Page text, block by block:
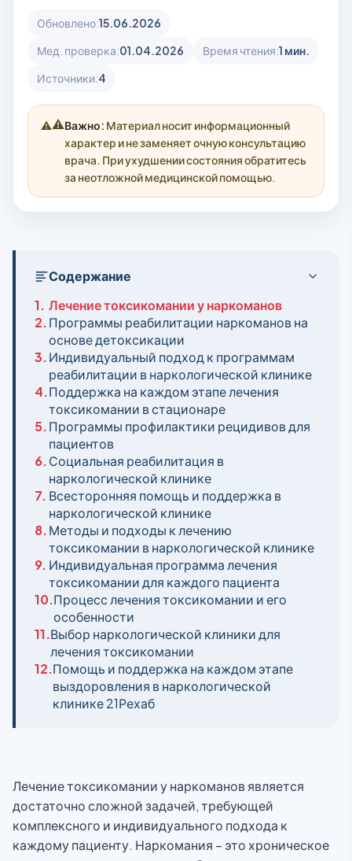
Обновлено:15.06.2026
Мед. проверка:01.04.2026 Время чтения:1 мин.
Источники:4
⚠️Важно: Материал носит информационный
характер и не заменяет очную консультацию
врача. При ухудшении состояния обратитесь
за неотложной медицинской помощью.
Содержание
1. Лечение токсикомании у наркоманов
2.Программы реабилитации наркоманов на
основе детоксикации
3.Индивидуальный подход к программам
реабилитации в наркологической клинике
4.Поддержка на каждом этапе лечения
токсикомании в стационаре
5.Программы профилактики рецидивов для
пациентов
6.Социальная реабилитация в
наркологической клинике
7. Всесторонняя помощь и поддержка в
наркологической клинике
8.Методы и подходы к лечению
токсикомании в наркологической клинике
9. Индивидуальная программа лечения
токсикомании для каждого пациента
10.Процесс лечения токсикомании и его
особенности
11.Выбор наркологической клиники для
лечения токсикомании
12.Помощь и поддержка на каждом этапе
выздоровления в наркологической
клинике 21Рехаб
Лечение токсикомании у наркоманов является
достаточно сложной задачей, требующей
комплексного и индивидуального подхода к
каждому пациенту. Наркомания – это хроническое